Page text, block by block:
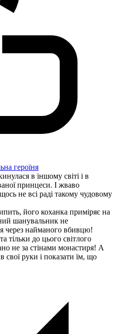
героїня
в іншому світі і в
принцеси. І жваво
не всі раді такому чудовому
його коханка приміряє на
шанувальник не
через найманого вбивцю!
тільки до цього світлого
не за стінами монастиря! А
свої руки і показати їм, що